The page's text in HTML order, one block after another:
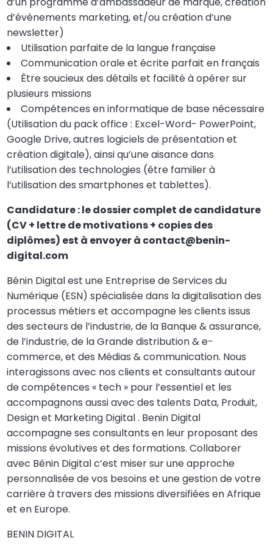
d’événements marketing, et/ou création d’une
newsletter)
Utilisation parfaite de la langue française
Communication orale et écrite parfait en français
Être soucieux des détails et facilité à opérer sur
plusieurs missions
Compétences en informatique de base nécessaire
(Utilisation du pack office : Excel-Word- PowerPoint,
Google Drive, autres logiciels de présentation et
création digitale), ainsi qu’une aisance dans
l’utilisation des technologies (être familier à
l’utilisation des smartphones et tablettes).
Candidature : le dossier complet de candidature
(CV + lettre de motivations + copies des
diplômes) est à envoyer à contact@benin-
digital.com
Bénin Digital est une Entreprise de Services du
Numérique (ESN) spécialisée dans la digitalisation des
processus métiers et accompagne les clients issus
des secteurs de l’industrie, de la Banque & assurance,
de l’industrie, de la Grande distribution & e-
commerce, et des Médias & communication. Nous
interagissons avec nos clients et consultants autour
de compétences « tech » pour l’essentiel et les
accompagnons aussi avec des talents Data, Produit,
Design et Marketing Digital . Benin Digital
accompagne ses consultants en leur proposant des
missions évolutives et des formations. Collaborer
avec Bénin Digital c’est miser sur une approche
personnalisée de vos besoins et une gestion de votre
carrière à travers des missions diversifiées en Afrique
et en Europe.
BENIN DIGITAL